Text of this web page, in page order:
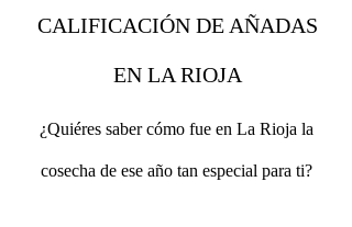
CALIFICACIÓN DE AÑADAS
EN LA RIOJA
¿Quiéres saber cómo fue en La Rioja la
cosecha de ese año tan especial para ti?